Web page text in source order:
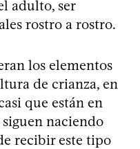
adulto, ser
rostro a rostro.
los elementos
de crianza, en
que están en
naciendo
recibir este tipo